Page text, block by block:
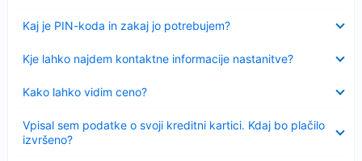
Kaj je PIN-koda in zakaj jo potrebujem?
Kje lahko najdem kontaktne informacije nastanitve?
Kako lahko vidim ceno?
Vpisal sem podatke o svoji kreditni kartici. Kdaj bo plačilo
izvršeno?